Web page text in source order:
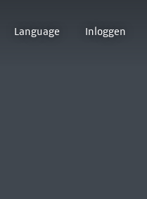
Language Inloggen